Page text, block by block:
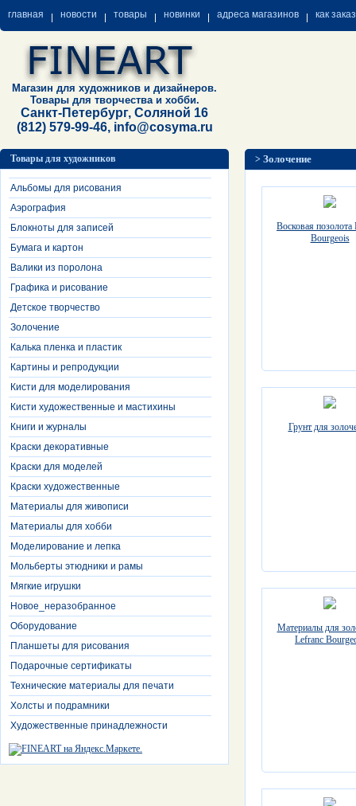
главная новости товары новинки адреса магазинов как
Магазин для художников и дизайнеров.
Товары для творчества и хобби.
Санкт-Петербург, Соляной 16
(812) 579-99-46, info@cosyma.ru
Товары для художников
Альбомы для рисования
Аэрография
Блокноты для записей
Бумага и картон
Валики из поролона
Графика и рисование
Детское творчество
Золочение
Калька пленка и пластик
Картины и репродукции
Кисти для моделирования
Кисти художественные и мастихины
Книги и журналы
Краски декоративные
Краски для моделей
Краски художественные
Материалы для живописи
Материалы для хобби
Моделирование и лепка
Мольберты этюдники и рамы
Мягкие игрушки
Новое_неразобранное
Оборудование
Планшеты для рисования
Подарочные сертификаты
Технические материалы для печати
Холсты и подрамники
Художественные принадлежности
> Золочение
Восковая позолота
Bourgeois
Грунт для
Материалы для
Lefranc